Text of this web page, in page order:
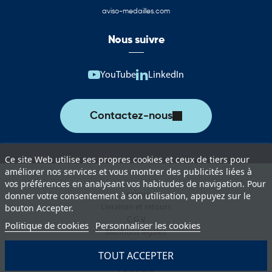
aux couleurs de la Libye. Ces supports permettent d’assurer une
manifestations culturelles, rencontres internationales et actions
Vous trouverez notamment :
Drapeaux de la Libye pour les cérémonies et événements officiels
Pavillons pour mât destinés à l’affichage extérieur permanent ou
Oriflammes de la Libye pour la communication événementielle
Drapeaux de table adaptés aux bureaux, salles de réunion et
espaces protocolaires
Guirlandes décoratives pour les manifestations culturelles et
sportives
Les drapeaux libyens sont utilisés lors des événements
Ce site Web utilise ses propres cookies et ceux de tiers pour
améliorer nos services et vous montrer des publicités liées à
vos préférences en analysant vos habitudes de navigation. Pour
donner votre consentement à son utilisation, appuyez sur le
bouton Accepter.
Politique de cookies Personnaliser les cookies
TOUT ACCEPTER
aviso-medailles.com
Nous suivre
YouTube LinkedIn
Contactez-nous
Lexique
Mentions légales
Paiement sécurisé